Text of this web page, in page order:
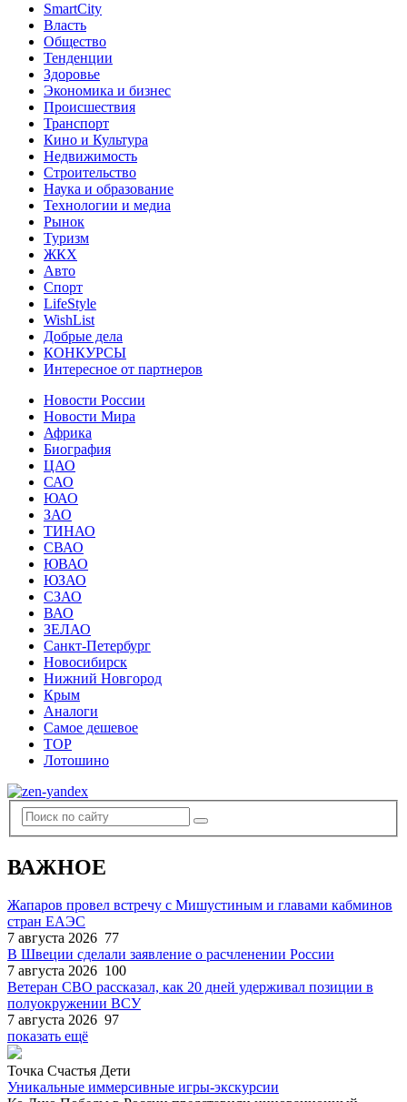
SmartCity
Власть
Общество
Тенденции
Здоровье
Экономика и бизнес
Происшествия
Транспорт
Кино и Культура
Недвижимость
Строительство
Наука и образование
Технологии и медиа
Рынок
Туризм
ЖКХ
Авто
Спорт
LifeStyle
WishList
Добрые дела
КОНКУРСЫ
Интересное от партнеров
Новости России
Новости Мира
Африка
Биография
ЦАО
САО
ЮАО
ЗАО
ТИНАО
СВАО
ЮВАО
ЮЗАО
СЗАО
ВАО
ЗЕЛАО
Санкт-Петербург
Новосибирск
Нижний Новгород
Крым
Аналоги
Самое дешевое
TOP
Лотошино
ВАЖНОЕ
Жапаров провел встречу с Мишустиным и главами кабминов
стран ЕАЭС
7 августа 2026 77
В Швеции сделали заявление о расчленении России
7 августа 2026 100
Ветеран СВО рассказал, как 20 дней удерживал позиции в
полуокружении ВСУ
7 августа 2026 97
показать ещё
Точка Счастья Дети
Уникальные иммерсивные игры-экскурсии